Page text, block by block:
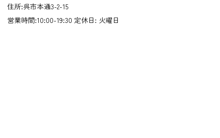
住所:呉市本通3-2-15
営業時間:10:00-19:30 定休日: 火曜日